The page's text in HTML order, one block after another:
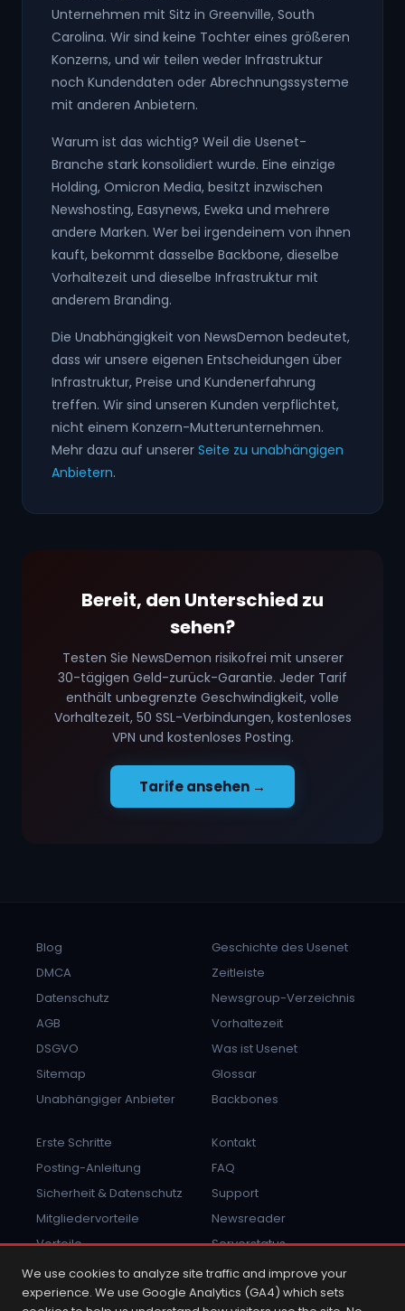
Unternehmen mit Sitz in Greenville, South
Carolina. Wir sind keine Tochter eines größeren
Konzerns, und wir teilen weder Infrastruktur
noch Kundendaten oder Abrechnungssysteme
mit anderen Anbietern.
Warum ist das wichtig? Weil die Usenet-
Branche stark konsolidiert wurde. Eine einzige
Holding, Omicron Media, besitzt inzwischen
Newshosting, Easynews, Eweka und mehrere
andere Marken. Wer bei irgendeinem von ihnen
kauft, bekommt dasselbe Backbone, dieselbe
Vorhaltezeit und dieselbe Infrastruktur mit
anderem Branding.
Die Unabhängigkeit von NewsDemon bedeutet,
dass wir unsere eigenen Entscheidungen über
Infrastruktur, Preise und Kundenerfahrung
treffen. Wir sind unseren Kunden verpflichtet,
nicht einem Konzern-Mutterunternehmen.
Mehr dazu auf unserer Seite zu unabhängigen
Anbietern.
Bereit, den Unterschied zu
sehen?
Testen Sie NewsDemon risikofrei mit unserer
30-tägigen Geld-zurück-Garantie. Jeder Tarif
enthält unbegrenzte Geschwindigkeit, volle
Vorhaltezeit, 50 SSL-Verbindungen, kostenloses
VPN und kostenloses Posting.
Tarife ansehen →
Blog
DMCA
Datenschutz
AGB
DSGVO
Sitemap
Unabhängiger Anbieter
Geschichte des Usenet
Zeitleiste
Newsgroup-Verzeichnis
Vorhaltezeit
Was ist Usenet
Glossar
Backbones
Erste Schritte
Posting-Anleitung
Sicherheit & Datenschutz
Mitgliedervorteile
Vorteile
Missbrauch melden
Kontakt
FAQ
Support
Newsreader
Serverstatus
Anmelden
We use cookies to analyze site traffic and improve your
experience. We use Google Analytics (GA4) which sets